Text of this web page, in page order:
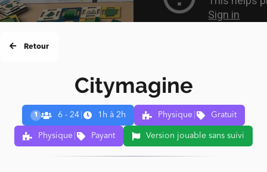
Retour
Citymagine
1 6 - 24 1h à 2h Physique Gratuit
Physique Payant Version jouable sans suivi